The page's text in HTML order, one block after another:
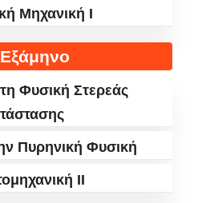
Μηχανική I
Φυσική Στερεάς
Πυρηνική Φυσική
ΙΙ